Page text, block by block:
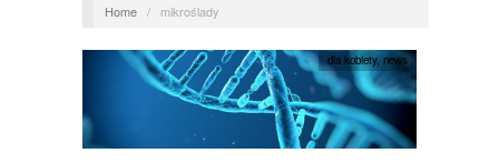
Home / mikroślady
dla kobiety,news